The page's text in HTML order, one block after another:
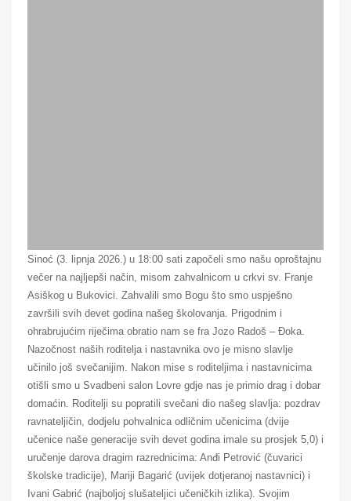
Sinoć (3. lipnja 2026.) u 18:00 sati započeli smo našu oproštajnu
večer na najljepši način, misom zahvalnicom u crkvi sv. Franje
Asiškog u Bukovici. Zahvalili smo Bogu što smo uspješno
završili svih devet godina našeg školovanja. Prigodnim i
ohrabrujućim riječima obratio nam se fra Jozo Radoš – Đoka.
Nazočnost naših roditelja i nastavnika ovo je misno slavlje
učinilo još svečanijim. Nakon mise s roditeljima i nastavnicima
otišli smo u Svadbeni salon Lovre gdje nas je primio drag i dobar
domaćin. Roditelji su popratili svečani dio našeg slavlja: pozdrav
ravnateljičin, dodjelu pohvalnica odličnim učenicima (dvije
učenice naše generacije svih devet godina imale su prosjek 5,0) i
uručenje darova dragim razrednicima: Anđi Petrović (čuvarici
školske tradicije), Mariji Bagarić (uvijek dotjeranoj nastavnici) i
Ivani Gabrić (najboljoj slušateljici učeničkih izlika). Svojim